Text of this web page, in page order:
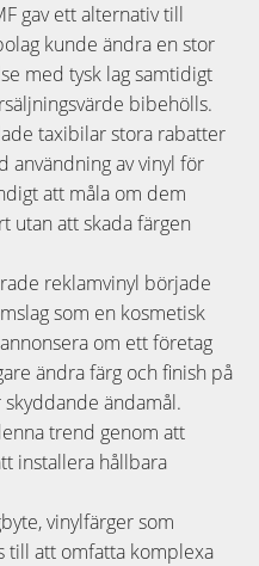
gav ett alternativ till
kunde ändra en stor
med tysk lag samtidigt
bibehölls.
taxibilar stora rabatter
användning av vinyl för
att måla om dem
utan att skada färgen
reklamvinyl började
som en kosmetisk
om ett företag
ändra färg och finish på
ändamål.
trend genom att
installera hållbara
vinylfärger som
till att omfatta komplexa